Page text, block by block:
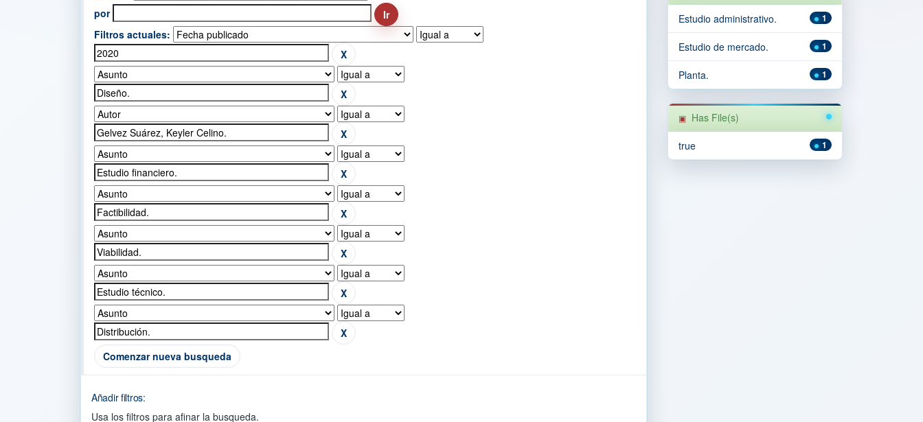
por
Filtros actuales:
Comenzar nueva busqueda
Añadir filtros:
Usa los filtros para afinar la busqueda.
1
Estudio administrativo.
1
Estudio de mercado.
1
Planta.
Has File(s)
1
true